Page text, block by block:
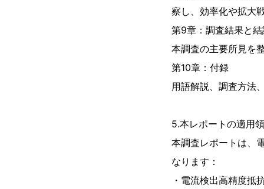
察し、効率化や拡大
第9章：調査結果と
本調査の主要所見を
第10章：付録
用語解説、調査方法
5.本レポートの適用
本調査レポートは、
なります：
・電流検出高精度抵